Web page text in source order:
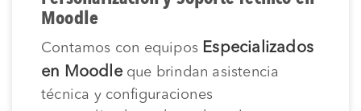
Moodle
Contamos con equipos Especializados
en Moodleque brindan asistencia
técnica y configuraciones